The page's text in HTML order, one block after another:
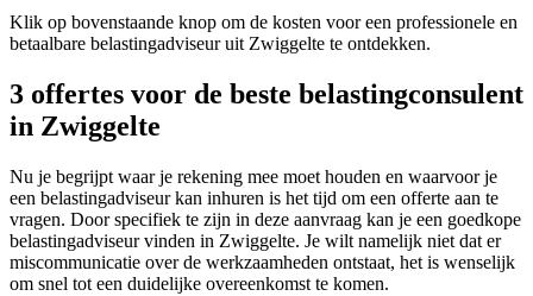
Klik op bovenstaande knop om de kosten voor een professionele en
betaalbare belastingadviseur uit Zwiggelte te ontdekken.
3 offertes voor de beste belastingconsulent
in Zwiggelte
Nu je begrijpt waar je rekening mee moet houden en waarvoor je
een belastingadviseur kan inhuren is het tijd om een offerte aan te
vragen. Door specifiek te zijn in deze aanvraag kan je een goedkope
belastingadviseur vinden in Zwiggelte. Je wilt namelijk niet dat er
miscommunicatie over de werkzaamheden ontstaat, het is wenselijk
om snel tot een duidelijke overeenkomst te komen.